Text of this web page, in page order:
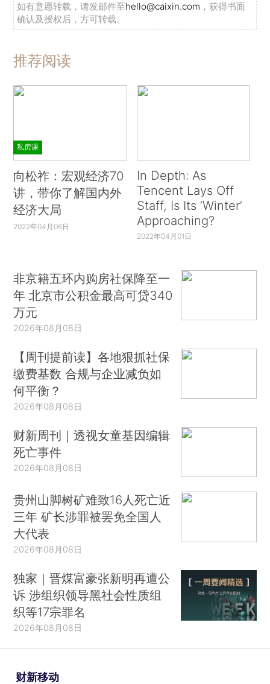
如有意愿转载，请发邮件至hello@caixin.com ，获得书面
确认及授权后，方可转载。
推荐阅读
私房课
向松祚：宏观经济70
讲，带你了解国内外
经济大局
2022年04月06日
In Depth: As
Tencent Lays Off
Staff, Is Its ‘Winter’
Approaching?
2022年04月01日
非京籍五环内购房社保降至一
年 北京市公积金最高可贷340
万元
2026年08月08日
【周刊提前读】各地狠抓社保
缴费基数 合规与企业减负如
何平衡？
2026年08月08日
财新周刊｜透视女童基因编辑
死亡事件
2026年08月08日
贵州山脚树矿难致16人死亡近
三年 矿长涉罪被罢免全国人
大代表
2026年08月08日
独家｜晋煤富豪张新明再遭公
诉 涉组织领导黑社会性质组
织等17宗罪名
2026年08月08日
财新移动